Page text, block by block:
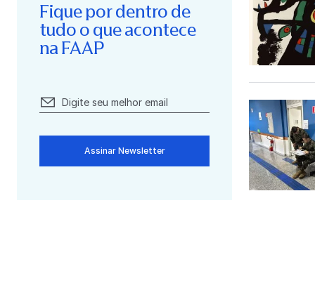
Fique por dentro de
tudo o que acontece
na FAAP
Assinar Newsletter